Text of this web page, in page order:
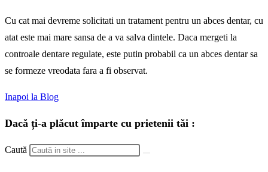
Cu cat mai devreme solicitati un tratament pentru un abces dentar, cu
atat este mai mare sansa de a va salva dintele. Daca mergeti la
controale dentare regulate, este putin probabil ca un abces dentar sa
se formeze vreodata fara a fi observat.
Inapoi la Blog
Dacă ți-a plăcut împarte cu prietenii tăi :
Caută